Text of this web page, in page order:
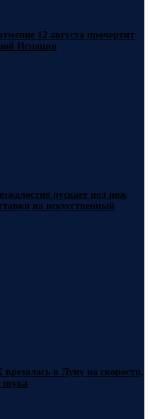
12 августа прочертит
Испании
пускает под нож
на искусственный
в Луну на скорости,